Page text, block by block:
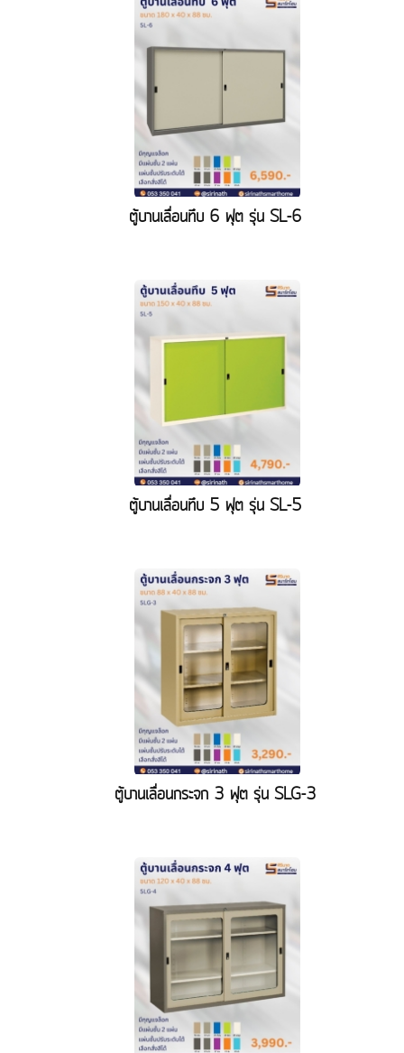
ตู้บานเลื่อนทึบ 6 ฟุต รุ่น SL-6
ตู้บานเลื่อนทึบ 5 ฟุต รุ่น SL-5
ตู้บานเลื่อนกระจก 3 ฟุต รุ่น SLG-3